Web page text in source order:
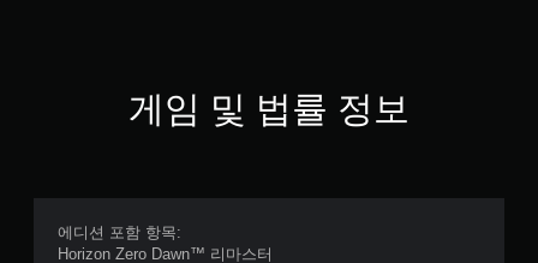
게임 및 법률 정보
에디션 포함 항목:
Horizon Zero Dawn™ 리마스터